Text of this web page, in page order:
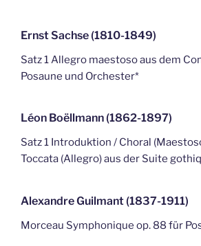
Ernst Sachse (1810-1849)
Satz 1 Allegro maestoso aus dem
Posaune und Orchester*
Léon Boëllmann (1862-1897)
Satz 1 Introduktion / Choral
Toccata (Allegro) aus der Suite
Alexandre Guilmant (1837-1911)
Morceau Symphonique op. 88 für